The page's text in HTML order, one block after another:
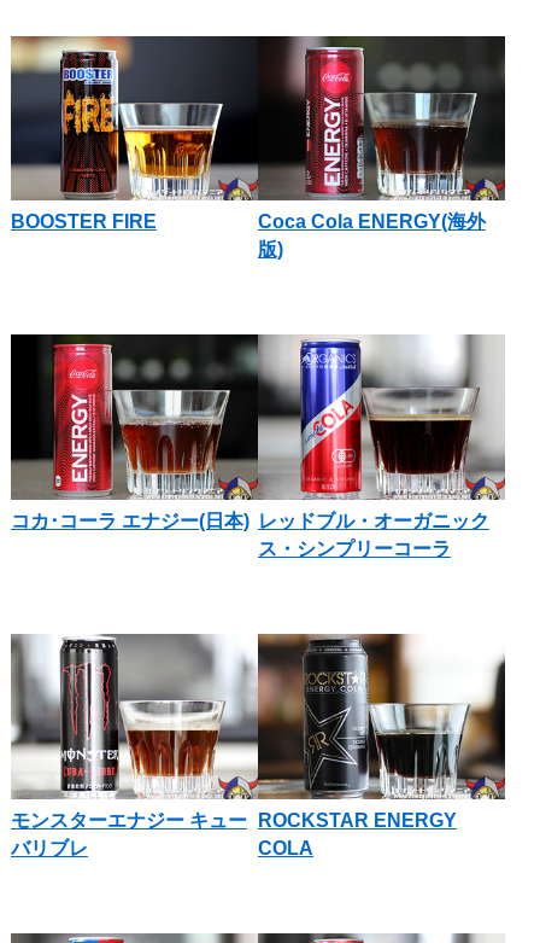
BOOSTER FIRE
Coca Cola ENERGY(海外
版)
コカ･コーラ エナジー(日本) レッドブル・オーガニック
ス・シンプリーコーラ
モンスターエナジー キュー
バリブレ
ROCKSTAR ENERGY
COLA